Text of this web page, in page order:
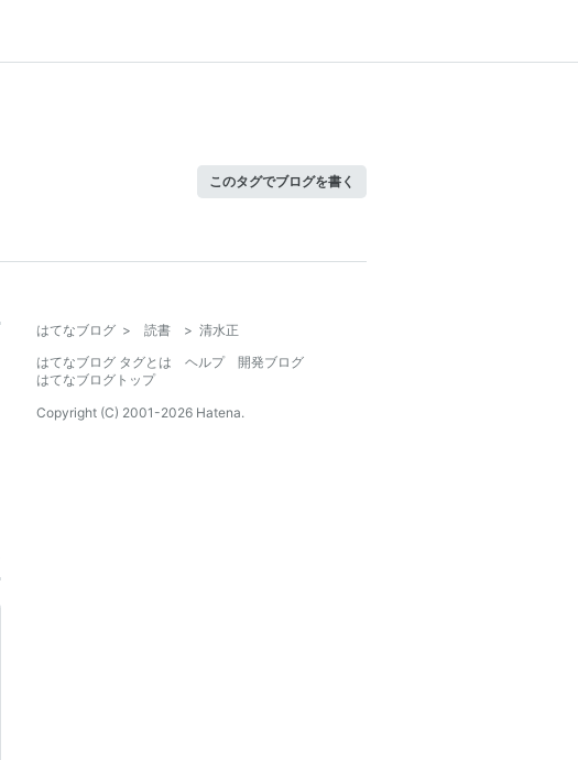
このタグでブログを書く
はてなブログ > 読書 > 清水正
はてなブログ タグとは
ヘルプ
開発ブログ
はてなブログトップ
Copyright (C) 2001-2026 Hatena.